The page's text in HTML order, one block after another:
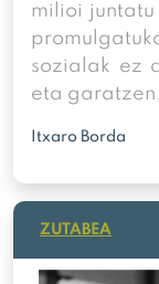
milioi
sozialak ez
eta
Itxaro Borda
ZUTABEA